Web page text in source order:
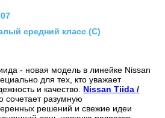
средний класс (C)
- новая модель в линейке Nissan
для тех, кто уважает
и качество. Nissan Tiida /
сочетает разумную
решений и свежие идеи